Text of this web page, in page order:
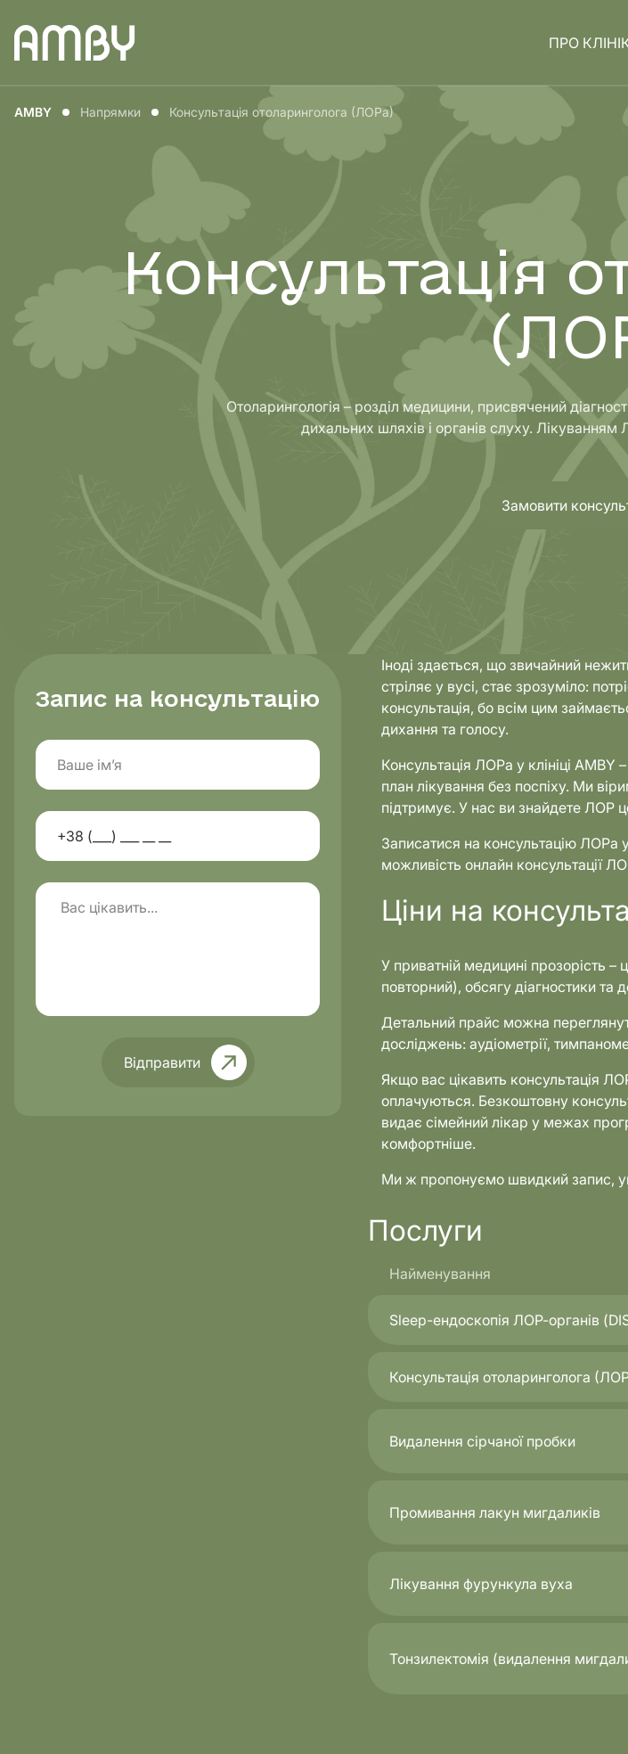
ПРО
Медицина для
Медицина для
дітей
Напрямки Діагностика
AMBY Напрямки Консультація отоларинголога (ЛОРа)
Консультація
Отоларингологія – розділ медицини, присвячений
дихальних шляхів і органів слуху.
Замовити
Запис на консультацію
Відправити
Іноді здається, що звичайний
стріляє у вусі, стає зрозуміло:
консультація, бо всім цим
дихання та голосу.
Консультація ЛОРа у клініці
план лікування без поспіху. Ми
підтримує. У нас ви знайдете ЛОР
Записатися на консультацію
можливість онлайн консультації
Ціни на
У приватній медицині прозорість –
повторний), обсягу діагностики та
Детальний прайс можна
досліджень: аудіометрії,
Якщо вас цікавить консультація
оплачуються. Безкоштовну
видає сімейний лікар у межах
комфортніше.
Ми ж пропонуємо швидкий запис,
Послуги
Найменування
Sleep-ендоскопія ЛОР-органів
Консультація отоларинголога
Видалення сірчаної пробки
Промивання лакун мигдаликів
Лікування фурункула вуха
Тонзилектомія (видалення